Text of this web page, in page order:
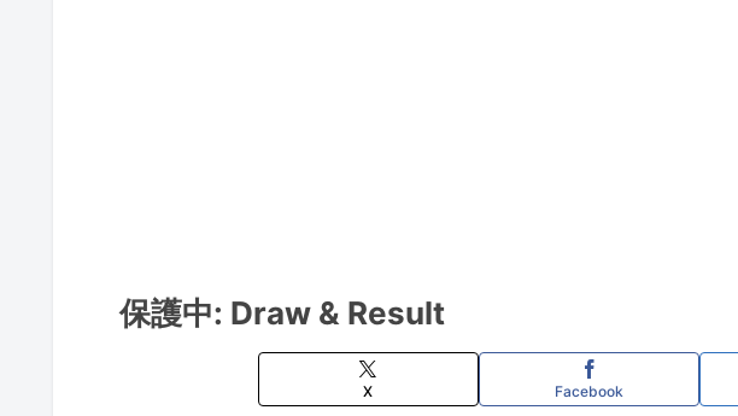
保護中: Draw & Result
X Facebook